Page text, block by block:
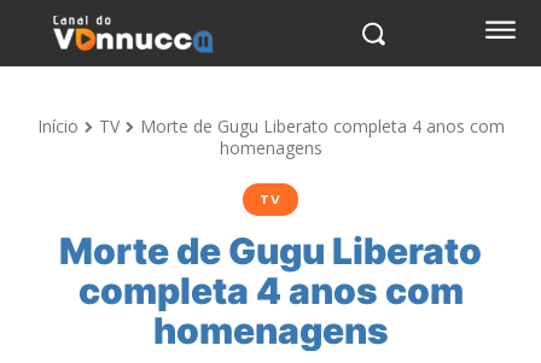
Início TV
Morte de Gugu Liberato completa 4 anos com
homenagens
TV
Morte de Gugu Liberato
completa 4 anos com
homenagens